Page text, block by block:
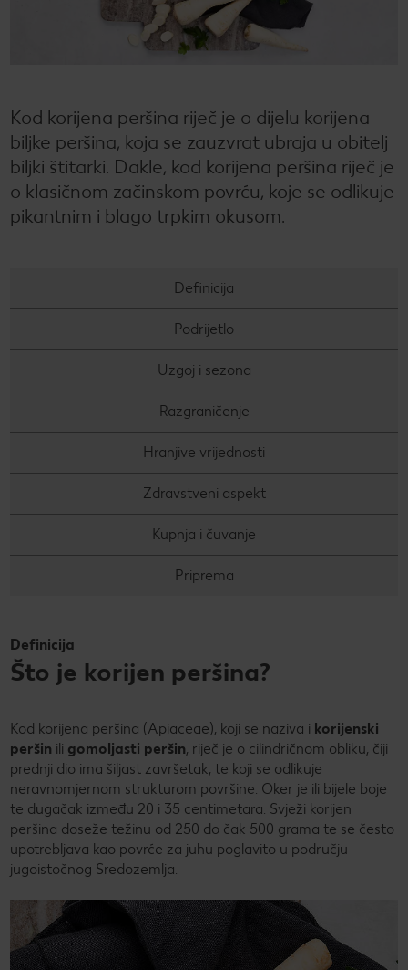
Kaufland Card i P&G te nagrađuju!
LUPILU CHECK IT OUT
LIVARNO CHECK IT OUT
ESMARA CHECK IT OUT
Održivost u tvojoj kuhinji
Uvijek svježe - samo za tebe!
Ugovorena proizvodnja
PRAVILA NAGRADNOG NATJEČAJA „Sup“
PRAVILA NAGRADNOG NATJEČAJA „Nenapisana
Super summer (EN)
Super Sommer (DE)
Super estate (IT)
Super poletje (SLO)
Peci s Ivanom: Otkrij recepte i trikove poznate hrvatske
slastičarke
Kod korijena peršina riječ je o dijelu korijena
biljke peršina, koja se zauzvrat ubraja u obitelj
biljki štitarki. Dakle, kod korijena peršina riječ je
o klasičnom začinskom povrću, koje se odlikuje
pikantnim i blago trpkim okusom.
Definicija
Podrijetlo
Uzgoj i sezona
Razgraničenje
Hranjive vrijednosti
Zdravstveni aspekt
Kupnja i čuvanje
Priprema
Definicija
Što je korijen peršina?
Kod korijena peršina (Apiaceae), koji se naziva i korijenski
peršin ili gomoljasti peršin, riječ je o cilindričnom obliku, čiji
prednji dio ima šiljast završetak, te koji se odlikuje
neravnomjernom strukturom površine. Oker je ili bijele boje
te dugačak između 20 i 35 centimetara. Svježi korijen
peršina doseže težinu od 250 do čak 500 grama te se često
upotrebljava kao povrće za juhu poglavito u području
jugoistočnog Sredozemlja.